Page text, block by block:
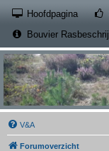
Hoofdpagina
Bouvier
V&A
Forumoverzicht